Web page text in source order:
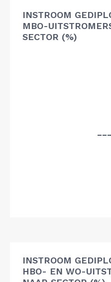
INSTROOM
MBO-
SECTOR (%)
INSTROOM
HBO- EN WO-